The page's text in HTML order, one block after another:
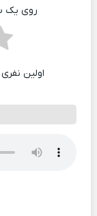
روی یک
اولین